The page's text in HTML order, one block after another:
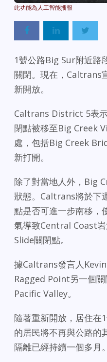
1號公路Big Sur附近路
關閉。現在，Caltrans
新開放。
Caltrans District 5表
閉點被移至Big Creek
處，包括Big Creek
新打開。
除了對當地人外，Big
狀態。Caltrans將於下
點是否可進一步南移，
氣導致Central Coast岩
Slide關閉點。
據Caltrans發言人
Ragged Point另一個
Pacific Valley。
隨著重新開放，居住在
的居民將不再與公路的
隔離已經持續一個多月。